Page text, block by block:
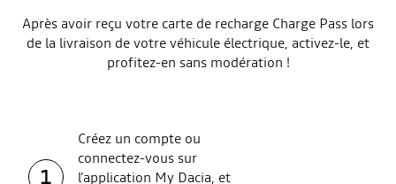
Après avoir reçu votre carte de recharge Charge Pass lors
de la livraison de votre véhicule électrique, activez-le, et
profitez-en sans modération !
1
Créez un compte ou
connectez-vous sur
l'application My Dacia, et